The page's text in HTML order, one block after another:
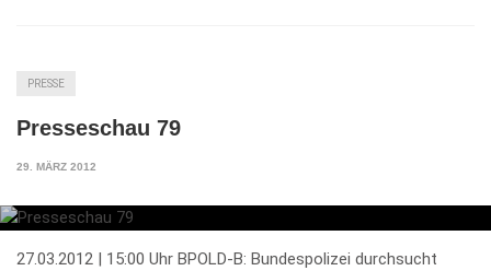
PRESSE
Presseschau 79
29. MÄRZ 2012
27.03.2012 | 15:00 Uhr BPOLD-B: Bundespolizei durchsucht